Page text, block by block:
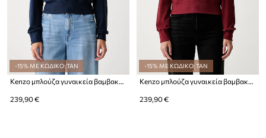
-15% ΜΕ ΚΩΔΙΚΟ: TAN
Kenzo μπλούζα γυναικεία βαμβακερή
239,90 €
-15% ΜΕ ΚΩΔΙΚΟ: TAN
Kenzo μπλούζα γυναικεία βαμβακερή
239,90 €